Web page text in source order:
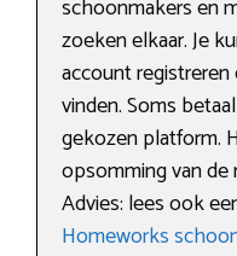
schoonmakers en
zoeken elkaar. Je
account
vinden. Soms
gekozen platform.
opsomming van
Advies: lees ook
Homeworks